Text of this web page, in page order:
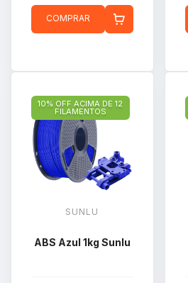
COMPRAR
10% OFF ACIMA DE 12
FILAMENTOS
SUNLU
ABS Azul 1kg Sunlu